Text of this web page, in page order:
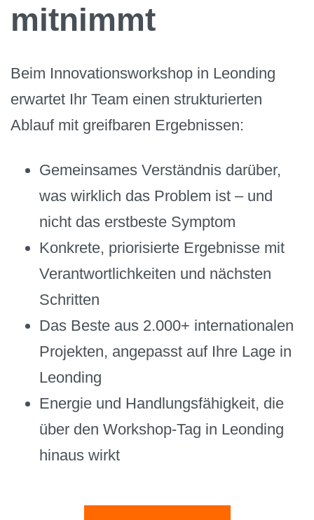
mitnimmt
Beim Innovationsworkshop in Leonding
erwartet Ihr Team einen strukturierten
Ablauf mit greifbaren Ergebnissen:
Gemeinsames Verständnis darüber,
was wirklich das Problem ist – und
nicht das erstbeste Symptom
Konkrete, priorisierte Ergebnisse mit
Verantwortlichkeiten und nächsten
Schritten
Das Beste aus 2.000+ internationalen
Projekten, angepasst auf Ihre Lage in
Leonding
Energie und Handlungsfähigkeit, die
über den Workshop-Tag in Leonding
hinaus wirkt